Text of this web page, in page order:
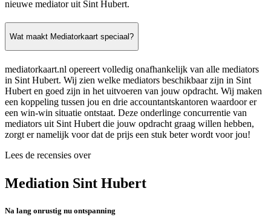
nieuwe mediator uit Sint Hubert.
Wat maakt Mediatorkaart speciaal?
mediatorkaart.nl opereert volledig onafhankelijk van alle mediators
in Sint Hubert. Wij zien welke mediators beschikbaar zijn in Sint
Hubert en goed zijn in het uitvoeren van jouw opdracht. Wij maken
een koppeling tussen jou en drie accountantskantoren waardoor er
een win-win situatie ontstaat. Deze onderlinge concurrentie van
mediators uit Sint Hubert die jouw opdracht graag willen hebben,
zorgt er namelijk voor dat de prijs een stuk beter wordt voor jou!
Lees de recensies over
Mediation Sint Hubert
Na lang onrustig nu ontspanning